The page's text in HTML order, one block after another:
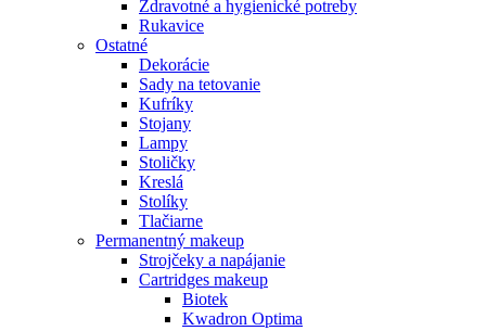
Zdravotné a hygienické potreby
Rukavice
Ostatné
Dekorácie
Sady na tetovanie
Kufríky
Stojany
Lampy
Stoličky
Kreslá
Stolíky
Tlačiarne
Permanentný makeup
Strojčeky a napájanie
Cartridges makeup
Biotek
Kwadron Optima